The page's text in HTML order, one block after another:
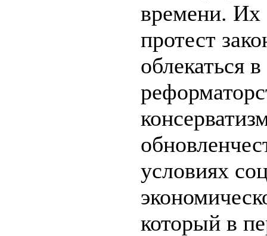
времени. Их
протест
облекаться
условиях
который в